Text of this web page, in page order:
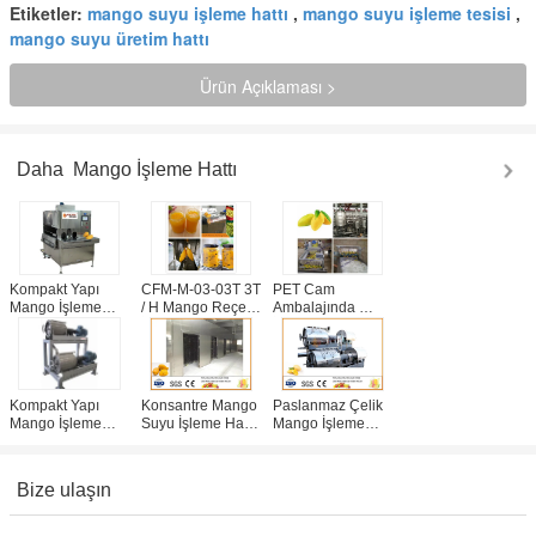
Etiketler: mango suyu işleme hattı , mango suyu işleme tesisi ,
mango suyu üretim hattı
Ürün Açıklaması >
Daha Mango İşleme Hattı
Kompakt Yapı
Mango İşleme
Hattı Yapıştırma
İşleme Hattı
Günde 5 Ton
CFM-M-03-03T 3T
/ H Mango Reçel
İşleme Hattı
Profesyonel
SS304 Kolay
Kullanım
PET Cam
Ambalajında ​​
İşleme Hattı
Mango İşleme
Hattı Tesisi
Yapıştır
Kompakt Yapı
Mango İşleme
Konsantre Mango
Suyu İşleme Hattı
Paslanmaz Çelik
Mango İşleme
Bize ulaşın